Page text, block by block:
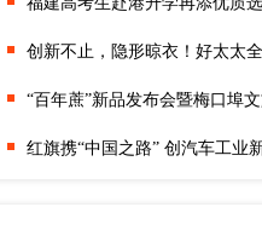
“百年蔗”新品发布会暨梅口埠
红旗携“中国之路” 创汽车工业